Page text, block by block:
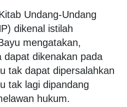
Undang-Undang
dikenal istilah
mengatakan,
dapat dikenakan pada
tak dapat dipersalahkan
tak lagi dipandang
hukum.